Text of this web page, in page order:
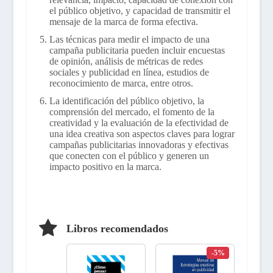
el público objetivo, y capacidad de transmitir el
mensaje de la marca de forma efectiva.
Las técnicas para medir el impacto de una
campaña publicitaria pueden incluir encuestas
de opinión, análisis de métricas de redes
sociales y publicidad en línea, estudios de
reconocimiento de marca, entre otros.
La identificación del público objetivo, la
comprensión del mercado, el fomento de la
creatividad y la evaluación de la efectividad de
una idea creativa son aspectos claves para lograr
campañas publicitarias innovadoras y efectivas
que conecten con el público y generen un
impacto positivo en la marca.
Libros recomendados
-5%